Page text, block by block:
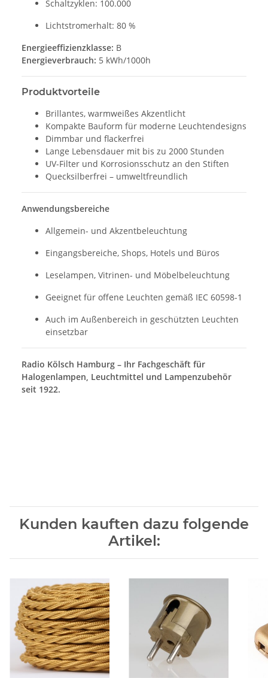
Schaltzyklen: 100.000
Lichtstromerhalt: 80 %
Energieeffizienzklasse: B
Energieverbrauch: 5 kWh/1000h
Produktvorteile
Brillantes, warmweißes Akzentlicht
Kompakte Bauform für moderne Leuchtendesigns
Dimmbar und flackerfrei
Lange Lebensdauer mit bis zu 2000 Stunden
UV-Filter und Korrosionsschutz an den Stiften
Quecksilberfrei – umweltfreundlich
Anwendungsbereiche
Allgemein- und Akzentbeleuchtung
Eingangsbereiche, Shops, Hotels und Büros
Leselampen, Vitrinen- und Möbelbeleuchtung
Geeignet für offene Leuchten gemäß IEC 60598-1
Auch im Außenbereich in geschützten Leuchten
einsetzbar
Radio Kölsch Hamburg – Ihr Fachgeschäft für
Halogenlampen, Leuchtmittel und Lampenzubehör
seit 1922.
Kunden kauften dazu folgende
Artikel: